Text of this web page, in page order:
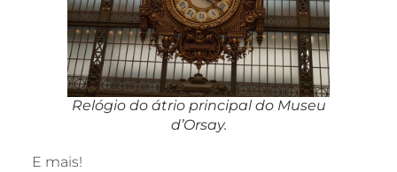
Relógio do átrio principal do Museu
d’Orsay.
E mais!